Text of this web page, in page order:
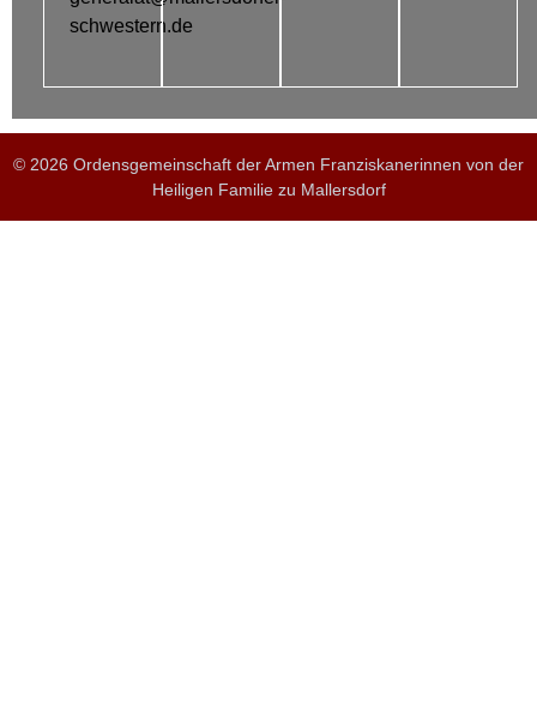
schwestern.de
© 2026 Ordensgemeinschaft der Armen Franziskanerinnen von der
Heiligen Familie zu Mallersdorf